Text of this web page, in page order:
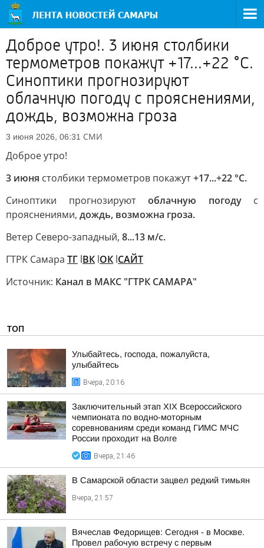
Доброе утро!. 3 июня столбики
термометров покажут +17...+22 °C.
Синоптики прогнозируют
облачную погоду с прояснениями,
дождь, возможна гроза
3 июня 2026, 06:31 СМИ
Доброе утро!
3 июня столбики термометров покажут+17...+22 °C.
Синоптики прогнозируют облачную погоду с
прояснениями, дождь, возможна гроза.
Ветер Северо-западный, 8...13 м/с.
ГТРК Самара ТГ lВК lОК lСАЙТ
Источник: Канал в МАКС "ГТРК САМАРА"
ТОП
Улыбайтесь, господа, пожалуйста,
улыбайтесь
Вчера, 20:16
Заключительный этап XIХ Всероссийского
чемпионата по водно-моторным
соревнованиям среди команд ГИМС МЧС
России проходит на Волге
Вчера, 21:46
В Самарской области зацвел редкий тимьян
Вчера, 21:57
Вячеслав Федорищев: Сегодня - в Москве.
Провел рабочую встречу с первым